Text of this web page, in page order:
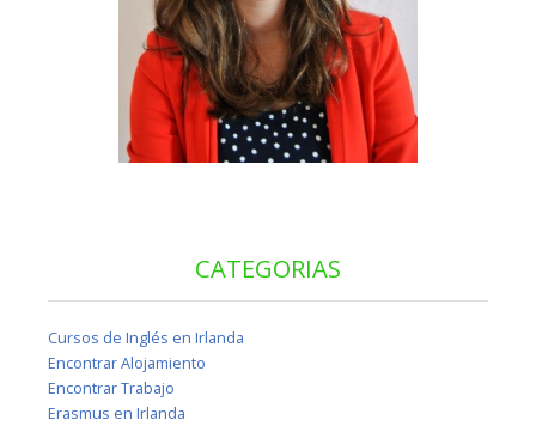
CATEGORIAS
Cursos de Inglés en Irlanda
Encontrar Alojamiento
Encontrar Trabajo
Erasmus en Irlanda